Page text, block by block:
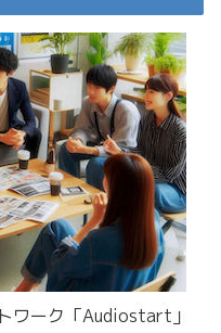
ワーク「Audiostart」